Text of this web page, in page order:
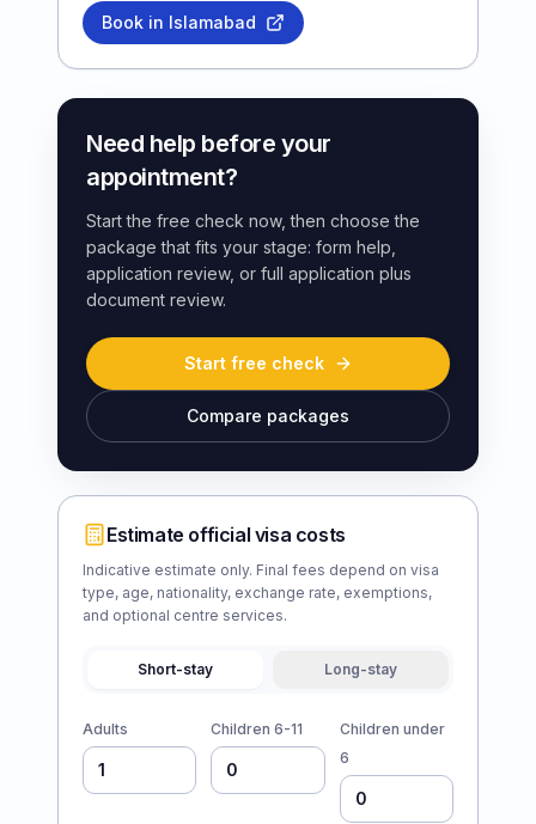
Book in Islamabad
Need help before your
appointment?
Start the free check now, then choose the
package that fits your stage: form help,
application review, or full application plus
document review.
Start free check
Compare packages
Estimate official visa costs
Indicative estimate only. Final fees depend on visa
type, age, nationality, exchange rate, exemptions,
and optional centre services.
Short-stay Long-stay
Adults Children 6-11
Children under
6